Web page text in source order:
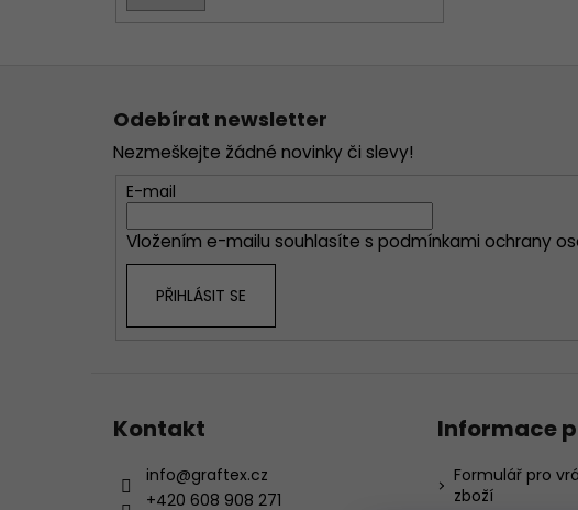
Odebírat newsletter
Nezmeškejte žádné novinky či slevy!
E-mail
Vložením e-mailu souhlasíte s podmínkami ochrany
PŘIHLÁSIT SE
Kontakt
info@graftex.cz
+420 608 908 271
Informace
Formulář pro
zboží